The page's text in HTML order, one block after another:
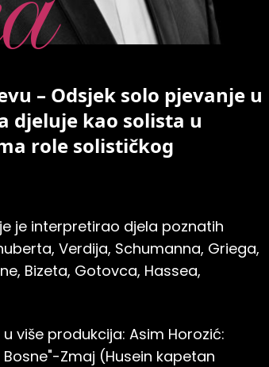
– Odsjek solo pjevanje u
djeluje kao solista u
role solističkog
je interpretirao djela poznatih
Verdija, Schumanna, Griega,
Bizeta, Gotovca, Hassea,
više produkcija: Asim Horozić:
Zmaj (Husein kapetan